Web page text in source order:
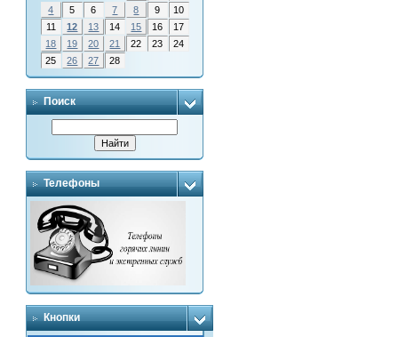
4
5 6 7 8 9
10
11
12 13 14 15 16
17
18
19 20 21 22 23
24
25
26 27 28
Поиск
Телефоны
Кнопки